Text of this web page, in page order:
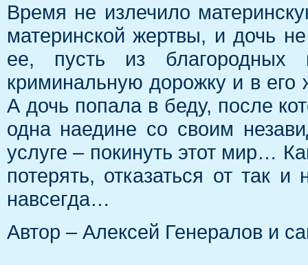
Время не излечило
материнской жертвы, и дочь
ее, пусть из
криминальную дорожку и в его
А дочь попала в беду, после
одна наедине со своим
услуге – покинуть этот мир…
потерять, отказаться от так
навсегда…
Автор – Алексей Генералов и